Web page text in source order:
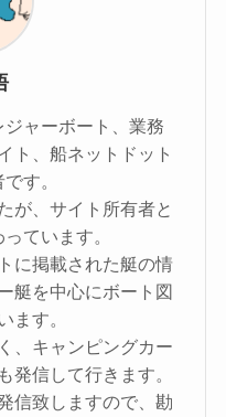
ャーボート、業務
ト、船ネットドット
す。
が、サイト所有者と
ています。
に掲載された艇の情
艇を中心にボート図
ます。
、キャンピングカー
発信して行きます。
信致しますので、勘